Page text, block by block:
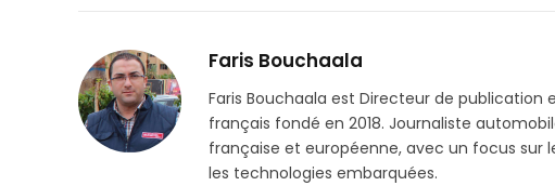
Faris Bouchaala
Faris Bouchaala est Directeur de
français fondé en 2018. Journaliste
française et européenne, avec un focus sur
les technologies embarquées.